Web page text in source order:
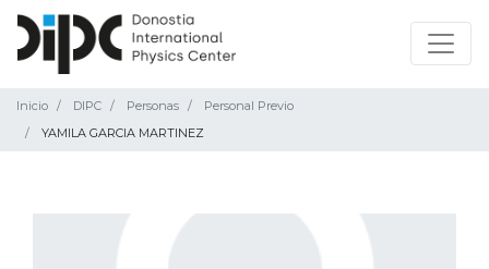
Inicio DIPC Personas
Personal Previo
YAMILA GARCIA MARTINEZ